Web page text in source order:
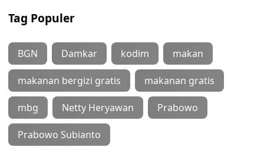
Tag Populer
BGN Damkar kodim makan
makanan bergizi gratis makanan gratis
mbg Netty Heryawan Prabowo
Prabowo Subianto